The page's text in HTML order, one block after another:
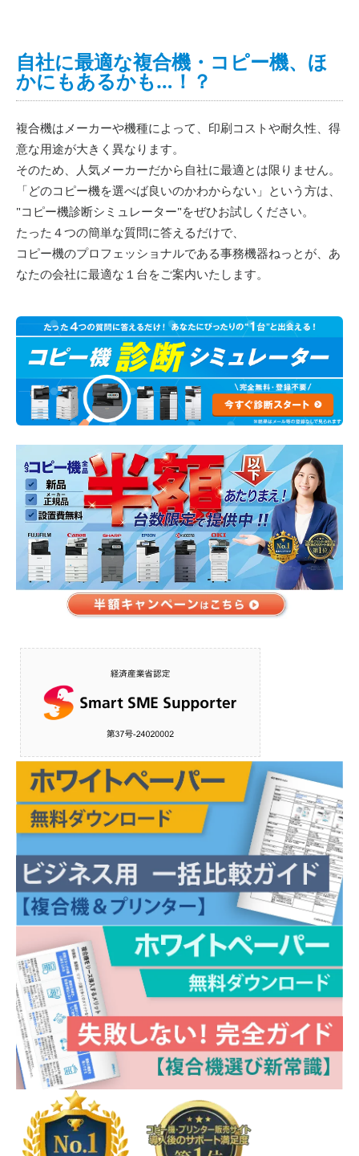
自社に最適な複合機・コピー機、ほ
かにもあるかも…！？
複合機はメーカーや機種によって、印刷コストや耐久性、得
意な用途が大きく異なります。
そのため、人気メーカーだから自社に最適とは限りません。
「どのコピー機を選べば良いのかわからない」という方は、
"コピー機診断シミュレーター"をぜひお試しください。
たった４つの簡単な質問に答えるだけで、
コピー機のプロフェッショナルである事務機器ねっとが、あ
なたの会社に最適な１台をご案内いたします。